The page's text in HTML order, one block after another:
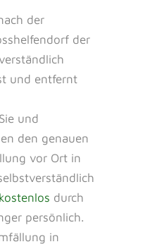
der
der
und entfernt
und
den genauen
vor Ort in
kostenlos durch
persönlich.
in